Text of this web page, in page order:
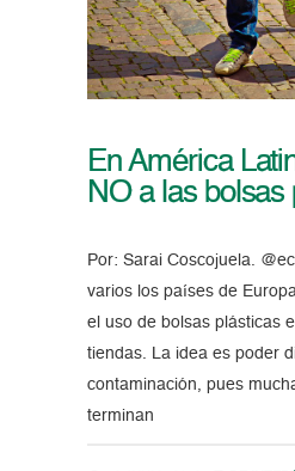
En América
NO a las bolsas
Por: Sarai Coscojuela.
varios los países de
el uso de bolsas plásticas
tiendas. La idea es poder
contaminación, pues
terminan